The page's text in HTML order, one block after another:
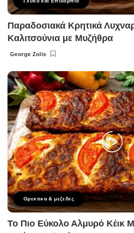
Παραδοσιακά Κρητικά
Καλιτσούνια με Μυζήθρα
Posted
George Zolis
Ορεκτικα & μεζεδες
Το Πιο Εύκολο Αλμυρό Κέικ